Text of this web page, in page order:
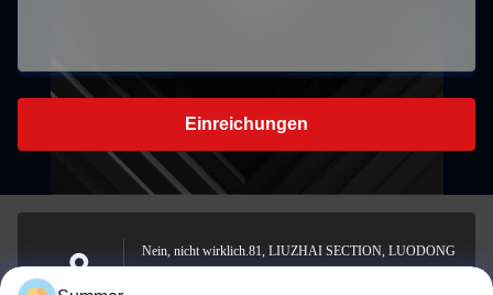
Einreichungen
Nein, nicht wirklich.81, LIUZHAI SECTION, LUODONG